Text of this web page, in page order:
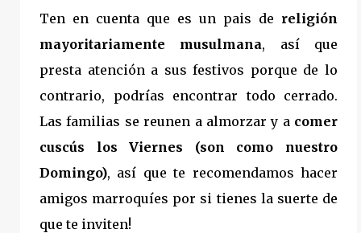
Ten en cuenta que es un pais de religión
mayoritariamente musulmana, así que
presta atención a sus festivos porque de lo
contrario, podrías encontrar todo cerrado.
Las familias se reunen a almorzar y a comer
cuscús los Viernes (son como nuestro
Domingo), así que te recomendamos hacer
amigos marroquíes por si tienes la suerte de
que te inviten!